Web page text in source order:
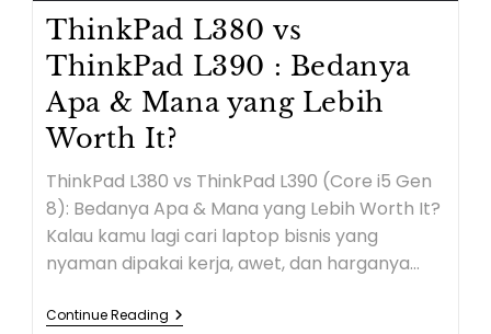
ThinkPad L380 vs
ThinkPad L390 : Bedanya
Apa & Mana yang Lebih
Worth It?
ThinkPad L380 vs ThinkPad L390 (Core i5 Gen
8): Bedanya Apa & Mana yang Lebih Worth It?
Kalau kamu lagi cari laptop bisnis yang
nyaman dipakai kerja, awet, dan harganya…
Continue Reading